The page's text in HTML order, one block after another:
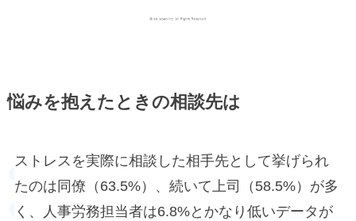
悩みを抱えたときの相談先は
ストレスを実際に相談した相手先として挙げられ
たのは同僚（63.5%）、続いて上司（58.5%）が多
く、人事労務担当者は6.8%とかなり低いデータが